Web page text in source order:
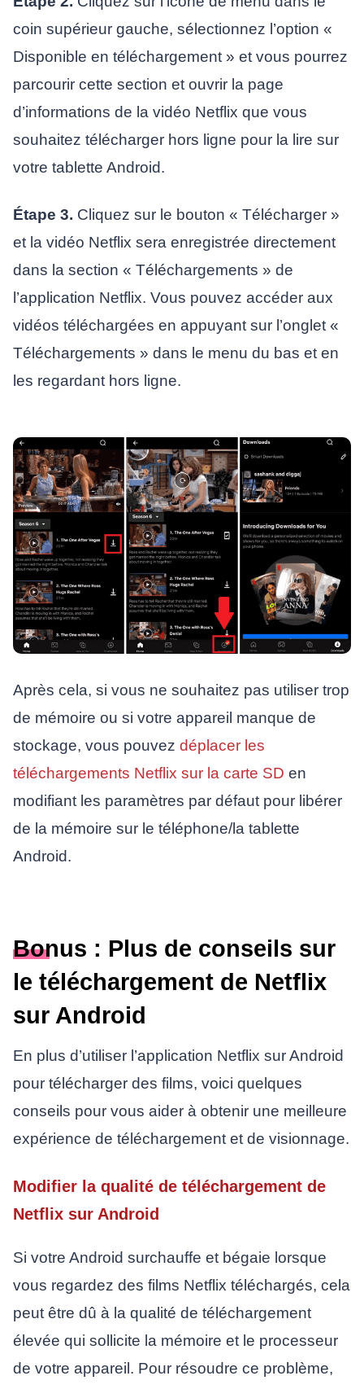
coin supérieur gauche, sélectionnez l’option «
Disponible en téléchargement » et vous pourrez
parcourir cette section et ouvrir la page
d’informations de la vidéo Netflix que vous
souhaitez télécharger hors ligne pour la lire sur
votre tablette Android.
Étape 3. Cliquez sur le bouton « Télécharger »
et la vidéo Netflix sera enregistrée directement
dans la section « Téléchargements » de
l’application Netflix. Vous pouvez accéder aux
vidéos téléchargées en appuyant sur l’onglet «
Téléchargements » dans le menu du bas et en
les regardant hors ligne.
Après cela, si vous ne souhaitez pas utiliser trop
de mémoire ou si votre appareil manque de
stockage, vous pouvez déplacer les
téléchargements Netflix sur la carte SD en
modifiant les paramètres par défaut pour libérer
de la mémoire sur le téléphone/la tablette
Android.
Bonus : Plus de conseils sur
le téléchargement de Netflix
sur Android
En plus d’utiliser l’application Netflix sur Android
pour télécharger des films, voici quelques
conseils pour vous aider à obtenir une meilleure
expérience de téléchargement et de visionnage.
Modifier la qualité de téléchargement de
Netflix sur Android
Si votre Android surchauffe et bégaie lorsque
vous regardez des films Netflix téléchargés, cela
peut être dû à la qualité de téléchargement
élevée qui sollicite la mémoire et le processeur
de votre appareil. Pour résoudre ce problème,